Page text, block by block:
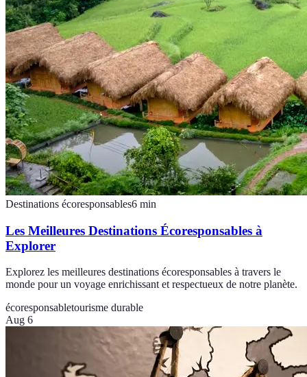
Destinations écoresponsables6 min
Les Meilleures Destinations Écoresponsables à
Explorer
Explorez les meilleures destinations écoresponsables à travers le
monde pour un voyage enrichissant et respectueux de notre planète.
écoresponsabletourisme durable
Aug 6